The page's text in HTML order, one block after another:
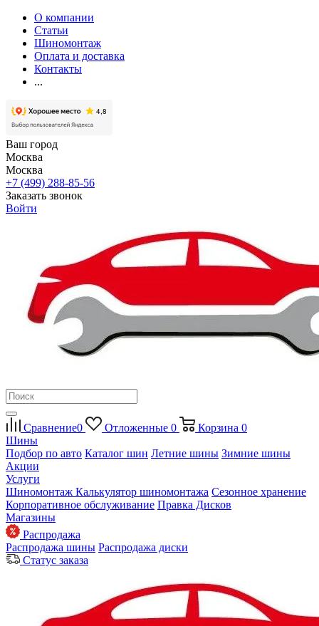
О компании
Статьи
Шиномонтаж
Оплата и доставка
Контакты
...
Ваш город
Москва
Москва
+7 (499) 288-85-56
Заказать звонок
Войти
Сравнение0 Отложенные 0 Корзина 0
Шины
Подбор по авто Каталог шин Летние шины Зимние шины
Акции
Услуги
Шиномонтаж Калькулятор шиномонтажа Сезонное хранение
Корпоративное обслуживание Правка Дисков
Магазины
Распродажа
Распродажа шины Распродажа диски
Статус заказа